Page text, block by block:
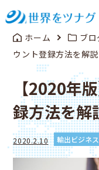
ホーム ブ
ウント登録方法を解説
【2020年
録方法を解
2020.2.10 輸出ビジネス